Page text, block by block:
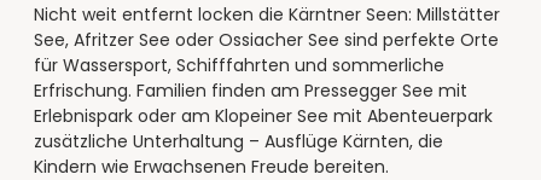
Nicht weit entfernt locken die Kärntner Seen: Millstätter
See, Afritzer See oder Ossiacher See sind perfekte Orte
für Wassersport, Schifffahrten und sommerliche
Erfrischung. Familien finden am Pressegger See mit
Erlebnispark oder am Klopeiner See mit Abenteuerpark
zusätzliche Unterhaltung – Ausflüge Kärnten, die
Kindern wie Erwachsenen Freude bereiten.